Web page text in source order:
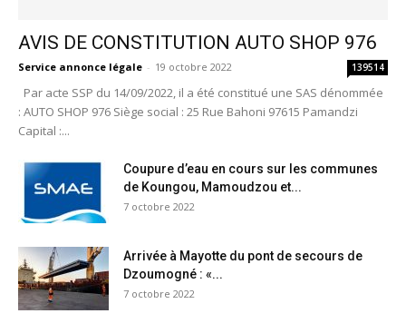
AVIS DE CONSTITUTION AUTO SHOP 976
Service annonce légale - 19 octobre 2022 139514
Par acte SSP du 14/09/2022, il a été constitué une SAS dénommée
: AUTO SHOP 976 Siège social : 25 Rue Bahoni 97615 Pamandzi
Capital :...
Coupure d’eau en cours sur les communes
de Koungou, Mamoudzou et...
7 octobre 2022
Arrivée à Mayotte du pont de secours de
Dzoumogné : «...
7 octobre 2022